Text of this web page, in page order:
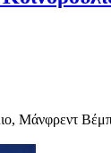
Μάνφρεντ